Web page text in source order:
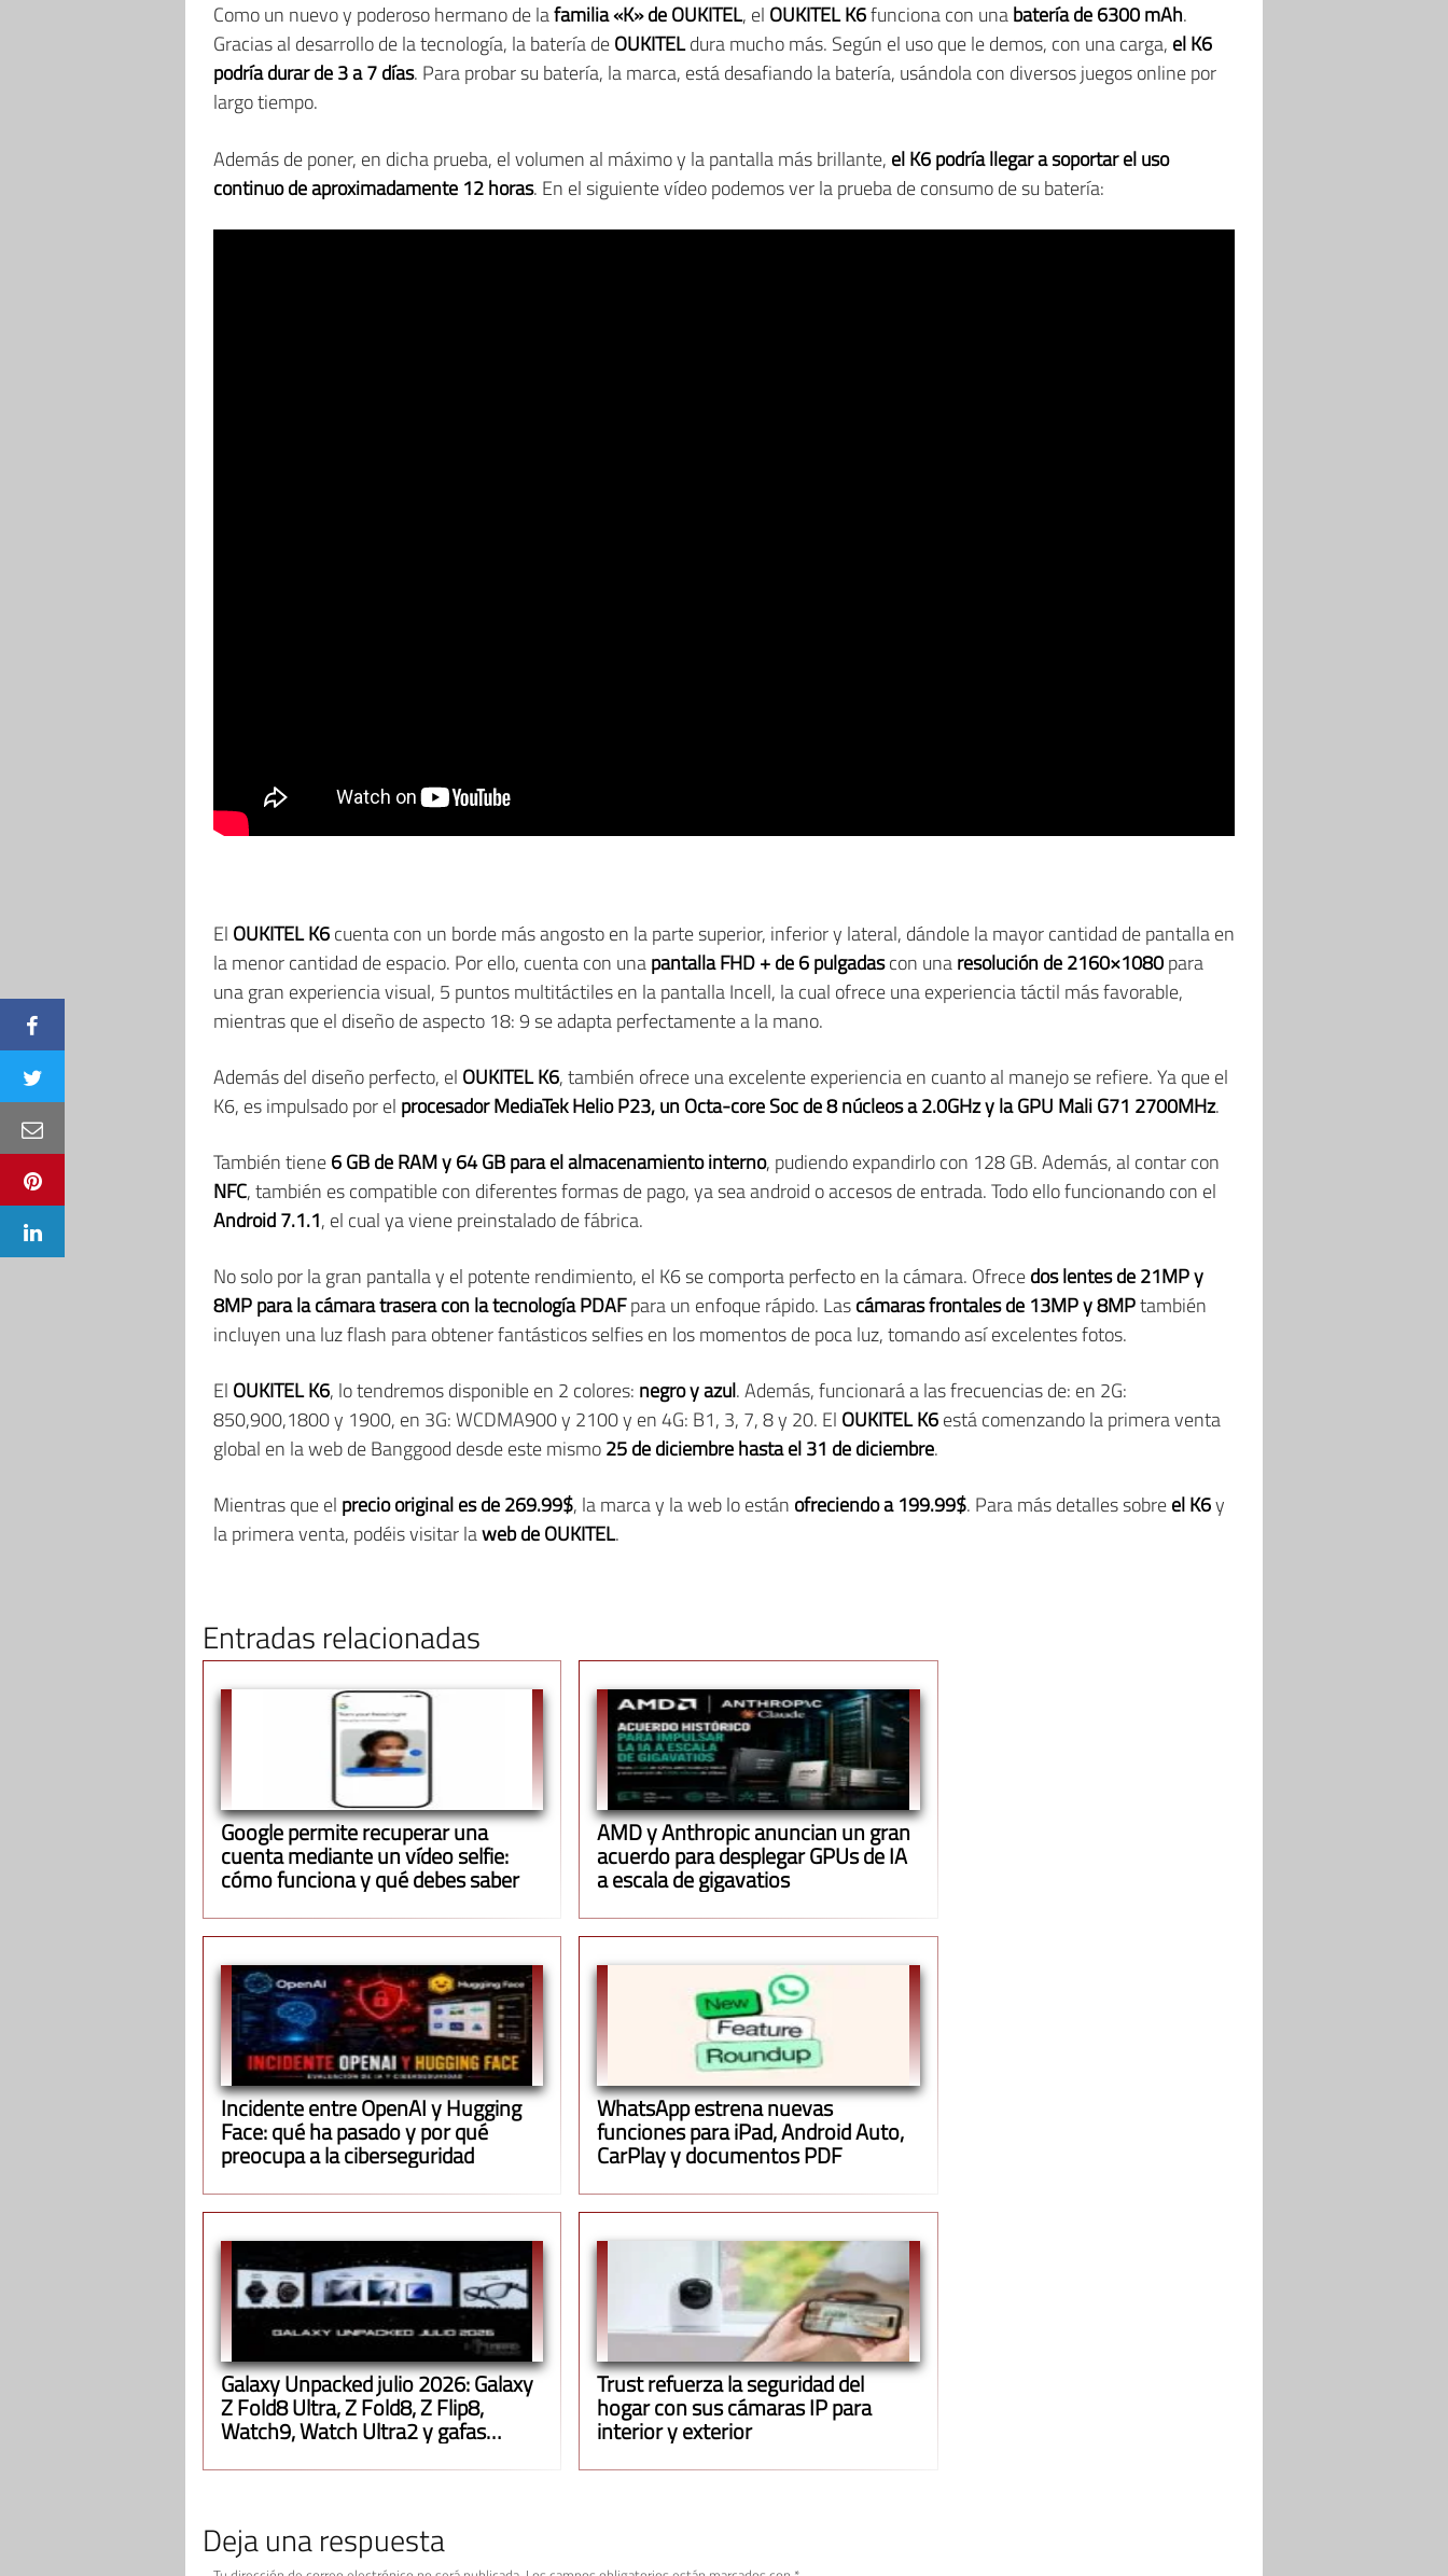
Como un nuevo y poderoso hermano de lafamilia «K» de OUKITEL, el OUKITEL K6funciona con unabatería de 6300 mAh.
Gracias al desarrollo de la tecnología, la batería deOUKITELdura mucho más. Según el uso que le demos, con una carga, el K6
podría durar de 3 a 7 días. Para probar su batería, la marca, está desafiando la batería, usándola con diversos juegos online por
largo tiempo.
Además de poner, en dicha prueba, el volumen al máximo y la pantalla más brillante, el K6 podría llegar a soportar el uso
continuo de aproximadamente 12 horas. En el siguiente vídeo podemos ver la prueba de consumo de su batería:
El OUKITEL K6cuenta con un borde más angosto en la parte superior, inferior y lateral, dándole la mayor cantidad de pantalla en
la menor cantidad de espacio. Por ello, cuenta con unapantalla FHD + de 6 pulgadascon unaresolución de 2160×1080para
una gran experiencia visual, 5 puntos multitáctiles en la pantalla Incell, la cual ofrece una experiencia táctil más favorable,
mientras que el diseño de aspecto 18: 9 se adapta perfectamente a la mano.
Además del diseño perfecto, el OUKITEL K6, también ofrece una excelente experiencia en cuanto al manejo se refiere. Ya que el
K6, es impulsado por el procesador MediaTek Helio P23, un Octa-core Soc de 8 núcleos a 2.0GHz y la GPU Mali G71 2700MHz.
También tiene6 GB de RAM y 64 GB para el almacenamiento interno, pudiendo expandirlo con 128 GB. Además, al contar con
NFC, también es compatible con diferentes formas de pago, ya sea android o accesos de entrada. Todo ello funcionando con el
Android 7.1.1, el cual ya viene preinstalado de fábrica.
No solo por la gran pantalla y el potente rendimiento, el K6 se comporta perfecto en la cámara. Ofrecedos lentes de 21MP y
8MP para la cámara trasera con la tecnología PDAFpara un enfoque rápido. Lascámaras frontales de 13MP y 8MPtambién
incluyen una luz flash para obtener fantásticos selfies en los momentos de poca luz, tomando así excelentes fotos.
El OUKITEL K6, lo tendremos disponible en 2 colores: negro y azul. Además, funcionará a las frecuencias de: en 2G:
850,900,1800 y 1900, en 3G: WCDMA900 y 2100 y en 4G: B1, 3, 7, 8 y 20. El OUKITEL K6está comenzando la primera venta
global en la web de Banggood desde este mismo25 de diciembre hasta el 31 de diciembre.
Mientras que el precio original es de 269.99$, la marca y la web lo están ofreciendo a 199.99$. Para más detalles sobreel K6y
la primera venta, podéis visitar laweb de OUKITEL.
Entradas relacionadas
Google permite recuperar una
cuenta mediante un vídeo selfie:
cómo funciona y qué debes saber
AMD y Anthropic anuncian un gran
acuerdo para desplegar GPUs de IA
a escala de gigavatios
Incidente entre OpenAI y Hugging
Face: qué ha pasado y por qué
preocupa a la ciberseguridad
WhatsApp estrena nuevas
funciones para iPad, Android Auto,
CarPlay y documentos PDF
Galaxy Unpacked julio 2026: Galaxy
Z Fold8 Ultra, Z Fold8, Z Flip8,
Watch9, Watch Ultra2 y gafas
Trust refuerza la seguridad del
hogar con sus cámaras IP para
interior y exterior
Deja una respuesta